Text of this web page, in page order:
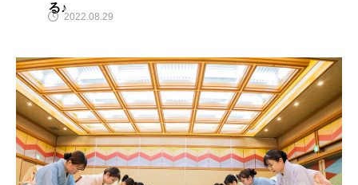
る♪
2022.08.29